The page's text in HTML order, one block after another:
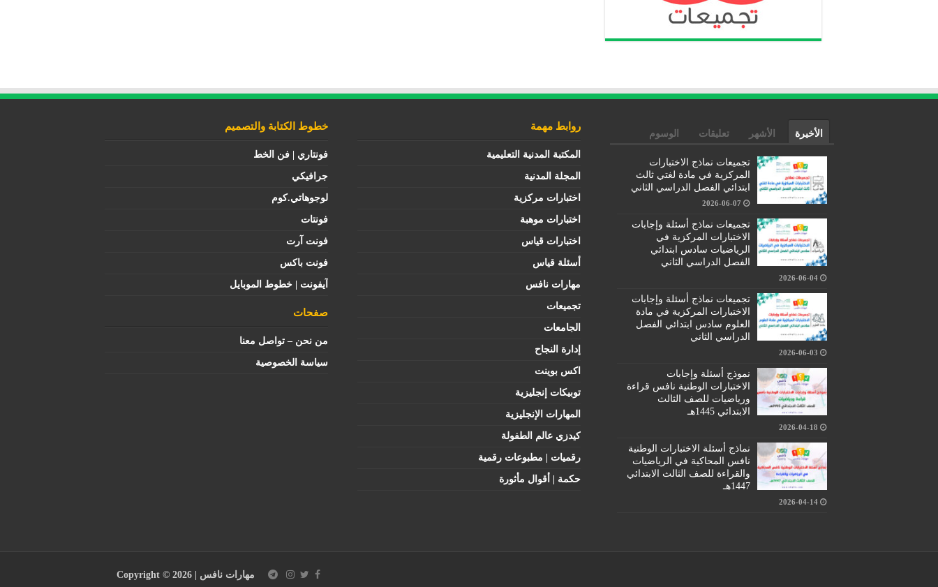
الأخيرة الأشهر تعليقات الوسوم
تجميعات نماذج الاختبارات
المركزية في مادة لغتي ثالث
ابتدائي الفصل الدراسي الثاني
2026-06-07
تجميعات نماذج أسئلة وإجابات
الاختبارات المركزية في
الرياضيات سادس ابتدائي
الفصل الدراسي الثاني
2026-06-04
تجميعات نماذج أسئلة وإجابات
الاختبارات المركزية في مادة
العلوم سادس ابتدائي الفصل
الدراسي الثاني
2026-06-03
نموذج أسئلة وإجابات
الاختبارات الوطنية نافس قراءة
ورياضيات للصف الثالث
الابتدائي 1445هـ
2026-04-18
نماذج أسئلة الاختبارات الوطنية
نافس المحاكية في الرياضيات
والقراءة للصف الثالث الابتدائي
1447هـ
2026-04-14
روابط مهمة
المكتبة المدنية التعليمية
المجلة المدنية
اختبارات مركزية
اختبارات موهبة
اختبارات قياس
أسئلة قياس
مهارات نافس
تجميعات
الجامعات
إدارة النجاح
اكس بوينت
توبيكات إنجليزية
المهارات الإنجليزية
كيدزي عالم الطفولة
رقميات | مطبوعات رقمية
حكمة | أقوال مأثورة
خطوط الكتابة والتصميم
فونتاري | فن الخط
جرافيكي
لوجوهاتي.كوم
فونتات
فونت آرت
فونت باكس
آيفونت | خطوط الموبايل
صفحات
من نحن – تواصل معنا
سياسة الخصوصية
مهارات نافس